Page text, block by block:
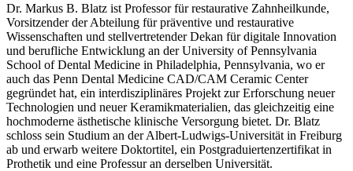
Dr. Markus B. Blatz ist Professor für restaurative Zahnheilkunde,
Vorsitzender der Abteilung für präventive und restaurative
Wissenschaften und stellvertretender Dekan für digitale Innovation
und berufliche Entwicklung an der University of Pennsylvania
School of Dental Medicine in Philadelphia, Pennsylvania, wo er
auch das Penn Dental Medicine CAD/CAM Ceramic Center
gegründet hat, ein interdisziplinäres Projekt zur Erforschung neuer
Technologien und neuer Keramikmaterialien, das gleichzeitig eine
hochmoderne ästhetische klinische Versorgung bietet. Dr. Blatz
schloss sein Studium an der Albert-Ludwigs-Universität in Freiburg
ab und erwarb weitere Doktortitel, ein Postgraduiertenzertifikat in
Prothetik und eine Professur an derselben Universität.